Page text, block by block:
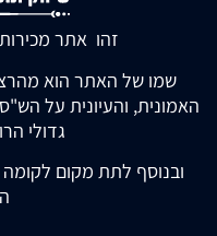
זהו אתר
שמו של האתר הוא
האמונית, והעיונית על
גדולי
ובנוסף לתת מקום